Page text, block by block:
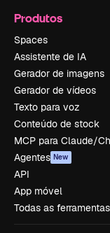
Produtos
Spaces
Assistente de IA
Gerador de imagens
Gerador de vídeos
Texto para voz
Conteúdo de stock
MCP para Claude/
Agentes New
API
App móvel
Todas as ferramentas